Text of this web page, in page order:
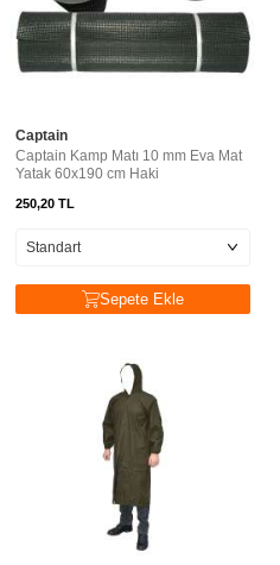
Captain
Captain Kamp Matı 10 mm Eva Mat
Yatak 60x190 cm Haki
250,20 TL
Sepete Ekle